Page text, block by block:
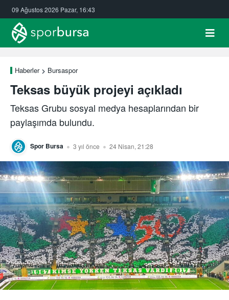
09 Ağustos 2026 Pazar, 16:43
Haberler Bursaspor
Teksas büyük projeyi açıkladı
Teksas Grubu sosyal medya hesaplarından bir
paylaşımda bulundu.
Spor Bursa 3 yıl önce 24 Nisan, 21:28